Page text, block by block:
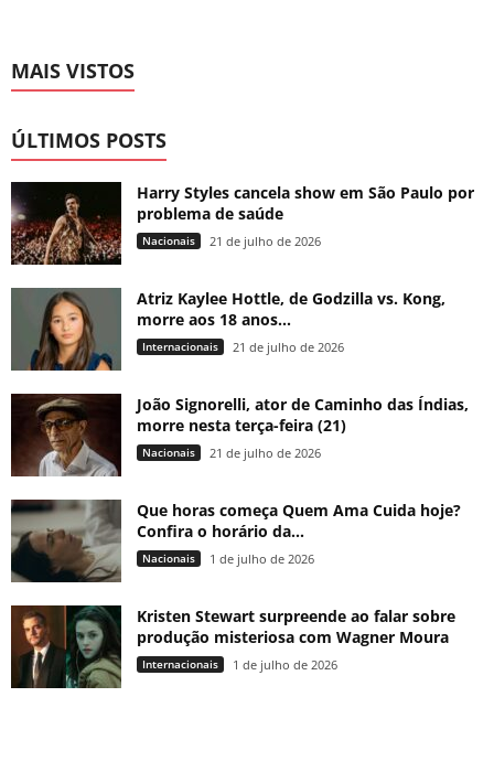
MAIS VISTOS
ÚLTIMOS POSTS
Harry Styles cancela show em São Paulo por
problema de saúde
Nacionais 21 de julho de 2026
Atriz Kaylee Hottle, de Godzilla vs. Kong,
morre aos 18 anos...
Internacionais 21 de julho de 2026
João Signorelli, ator de Caminho das Índias,
morre nesta terça-feira (21)
Nacionais 21 de julho de 2026
Que horas começa Quem Ama Cuida hoje?
Confira o horário da...
Nacionais 1 de julho de 2026
Kristen Stewart surpreende ao falar sobre
produção misteriosa com Wagner Moura
Internacionais 1 de julho de 2026